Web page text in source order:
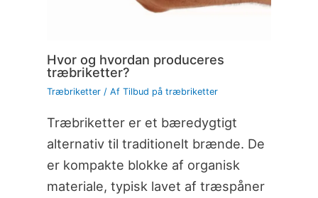
Hvor og hvordan produceres
træbriketter?
Træbriketter/ Af Tilbud på træbriketter
Træbriketter er et bæredygtigt
alternativ til traditionelt brænde. De
er kompakte blokke af organisk
materiale, typisk lavet af træspåner